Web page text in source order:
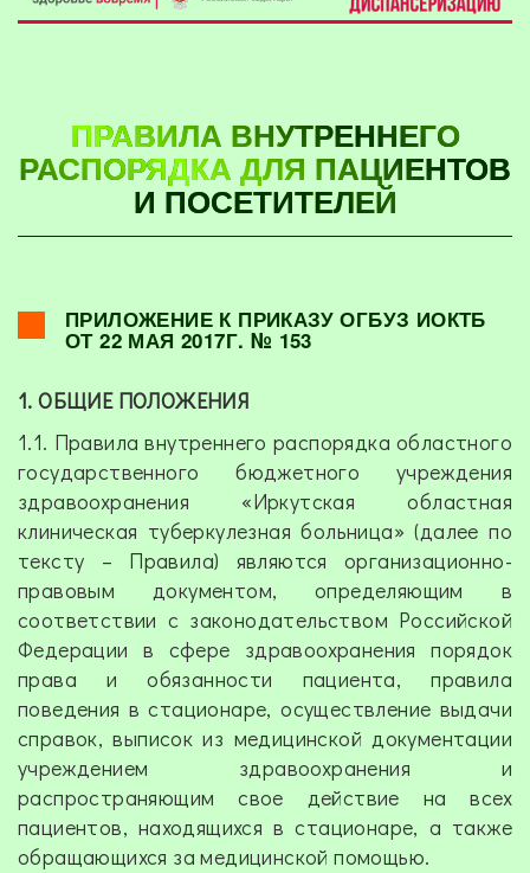
ПРАВИЛА ВНУТРЕННЕГО
РАСПОРЯДКА ДЛЯ ПАЦИЕНТОВ
И ПОСЕТИТЕЛЕЙ
ПРИЛОЖЕНИЕ К ПРИКАЗУОГБУЗ ИОКТБ
ОТ 22 МАЯ 2017Г. № 153
1. ОБЩИЕ ПОЛОЖЕНИЯ
1.1. Правила внутреннего распорядка областного
государственного бюджетного учреждения
здравоохранения «Иркутская областная
клиническая туберкулезная больница» (далее по
тексту – Правила) являются организационно-
правовым документом, определяющим в
соответствии с законодательством Российской
Федерации в сфере здравоохранения порядок
права и обязанности пациента, правила
поведения в стационаре, осуществление выдачи
справок, выписок из медицинской документации
учреждением здравоохранения и
распространяющим свое действие на всех
пациентов, находящихся в стационаре, а также
обращающихся за медицинской помощью.